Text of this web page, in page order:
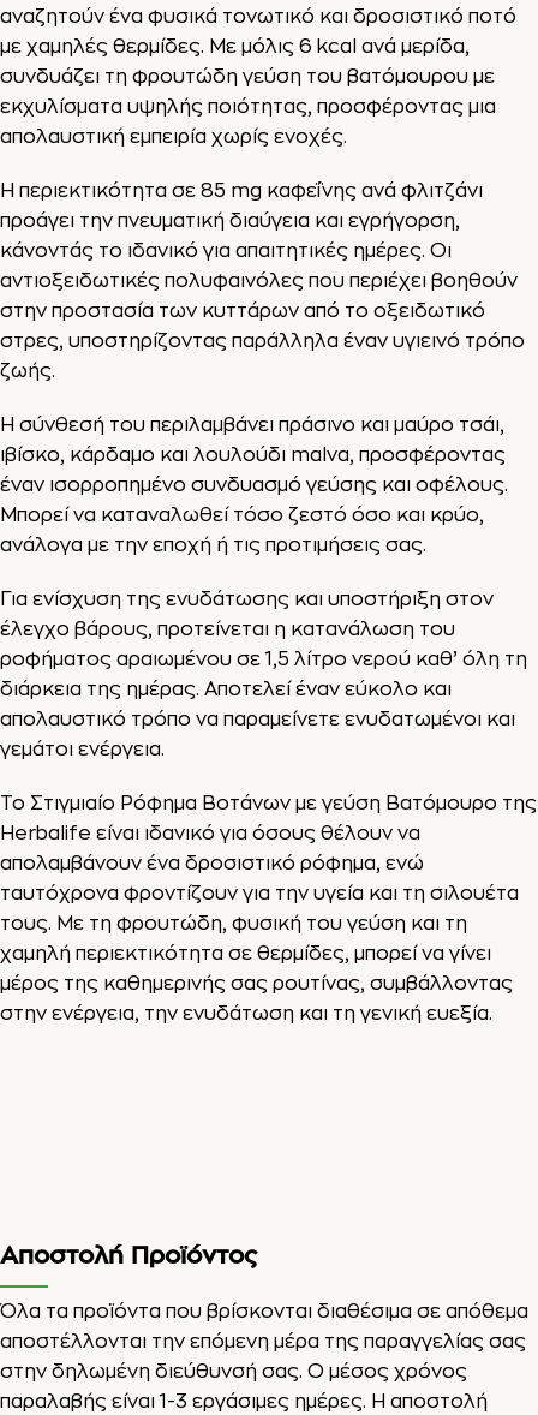
αναζητούν ένα φυσικά τονωτικό και δροσιστικό ποτό
με χαμηλές θερμίδες. Με μόλις 6 kcal ανά μερίδα,
συνδυάζει τη φρουτώδη γεύση του βατόμουρου με
εκχυλίσματα υψηλής ποιότητας, προσφέροντας μια
απολαυστική εμπειρία χωρίς ενοχές.
Η περιεκτικότητα σε 85 mg καφεΐνης ανά φλιτζάνι
προάγει την πνευματική διαύγεια και εγρήγορση,
κάνοντάς το ιδανικό για απαιτητικές ημέρες. Οι
αντιοξειδωτικές πολυφαινόλες που περιέχει βοηθούν
στην προστασία των κυττάρων από το οξειδωτικό
στρες, υποστηρίζοντας παράλληλα έναν υγιεινό τρόπο
ζωής.
Η σύνθεσή του περιλαμβάνει πράσινο και μαύρο τσάι,
ιβίσκο, κάρδαμο και λουλούδι malva, προσφέροντας
έναν ισορροπημένο συνδυασμό γεύσης και οφέλους.
Μπορεί να καταναλωθεί τόσο ζεστό όσο και κρύο,
ανάλογα με την εποχή ή τις προτιμήσεις σας.
Για ενίσχυση της ενυδάτωσης και υποστήριξη στον
έλεγχο βάρους, προτείνεται η κατανάλωση του
ροφήματος αραιωμένου σε 1,5 λίτρο νερού καθ’ όλη τη
διάρκεια της ημέρας. Αποτελεί έναν εύκολο και
απολαυστικό τρόπο να παραμείνετε ενυδατωμένοι και
γεμάτοι ενέργεια.
Το Στιγμιαίο Ρόφημα Βοτάνων με γεύση Βατόμουρο της
Herbalife είναι ιδανικό για όσους θέλουν να
απολαμβάνουν ένα δροσιστικό ρόφημα, ενώ
ταυτόχρονα φροντίζουν για την υγεία και τη σιλουέτα
τους. Με τη φρουτώδη, φυσική του γεύση και τη
χαμηλή περιεκτικότητα σε θερμίδες, μπορεί να γίνει
μέρος της καθημερινής σας ρουτίνας, συμβάλλοντας
στην ενέργεια, την ενυδάτωση και τη γενική ευεξία.
Αποστολή Προϊόντος
Όλα τα προϊόντα που βρίσκονται διαθέσιμα σε απόθεμα
αποστέλλονται την επόμενη μέρα της παραγγελίας σας
στην δηλωμένη διεύθυνσή σας. Ο μέσος χρόνος
παραλαβής είναι 1-3 εργάσιμες ημέρες. Η αποστολή